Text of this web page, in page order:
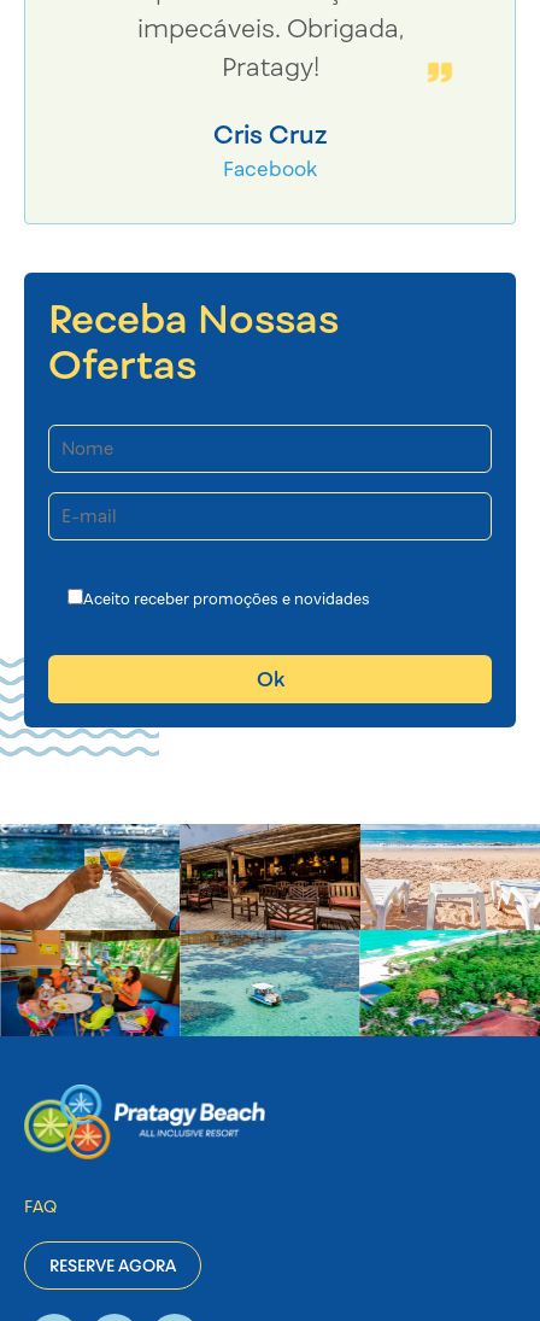
impecáveis. Obrigada,
Pratagy!
Cris Cruz
Facebook
Receba Nossas
Ofertas
Aceito receber promoções e novidades
FAQ
RESERVE AGORA